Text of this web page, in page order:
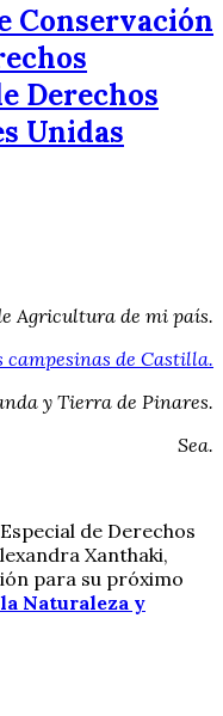
Conservación
Derechos
Unidas
Agricultura de mi país.
campesinas de Castilla.
y Tierra de Pinares.
Sea.
de Derechos
Xanthaki,
para su próximo
Naturaleza y